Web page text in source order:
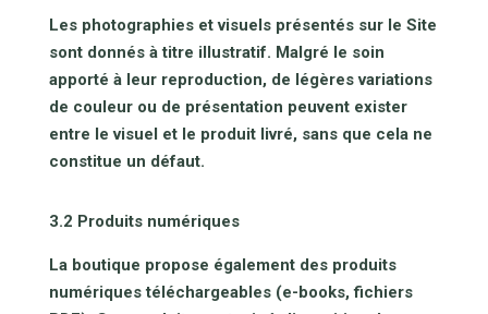
Les photographies et visuels présentés sur le Site
sont donnés à titre illustratif. Malgré le soin
apporté à leur reproduction, de légères variations
de couleur ou de présentation peuvent exister
entre le visuel et le produit livré, sans que cela ne
constitue un défaut.
3.2 Produits numériques
La boutique propose également des produits
numériques téléchargeables (e-books, fichiers